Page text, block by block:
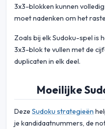
3x3-blokken kunnen
moet nadenken om het
Zoals bij elk Sudoku-spel is
3x3-blok te vullen met de
duplicaten in elk deel.
Moeilijke
Deze Sudoku strategieën
je kandidaatnummers, de